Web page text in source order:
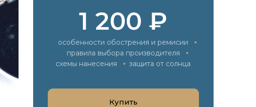
1 200 ₽
особенности обострения и ремисии
правила выбора производителя
схемы нанесения
защита от солнца
Купить